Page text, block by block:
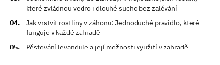
které zvládnou vedro i dlouhé sucho bez zalévání
Jak vrstvit rostliny v záhonu: Jednoduché pravidlo, které
funguje v každé zahradě
Pěstování levandule a její možnosti využití v zahradě